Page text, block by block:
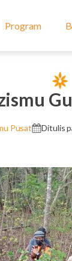
Program
Pusat Ditulis